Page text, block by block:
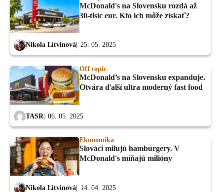
McDonald's na Slovensku rozdá až
30-tisíc eur. Kto ich môže získať?
Nikola Litvinová 25. 05. 2025
Off topic
McDonald’s na Slovensku expanduje.
Otvára ďalší ultra moderný fast food
TASR 06. 05. 2025
Ekonomika
Slováci milujú hamburgery. V
McDonald's míňajú milióny
Nikola Litvinová 14. 04. 2025